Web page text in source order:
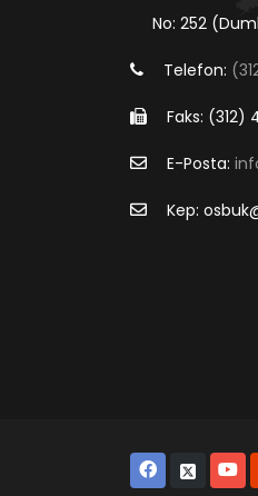
No: 252
Telefon:
Faks: (312)
E-Posta:
Kep: